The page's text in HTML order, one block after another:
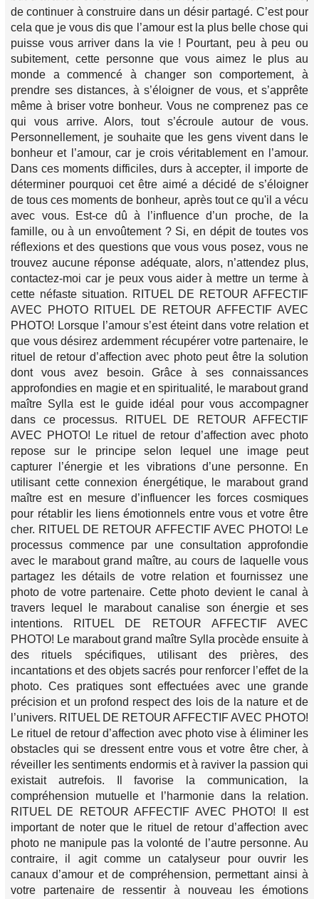
de continuer à construire dans un désir partagé. C’est pour
cela que je vous dis que l’amour est la plus belle chose qui
puisse vous arriver dans la vie ! Pourtant, peu à peu ou
subitement, cette personne que vous aimez le plus au
monde a commencé à changer son comportement, à
prendre ses distances, à s’éloigner de vous, et s’apprête
même à briser votre bonheur. Vous ne comprenez pas ce
qui vous arrive. Alors, tout s’écroule autour de vous.
Personnellement, je souhaite que les gens vivent dans le
bonheur et l’amour, car je crois véritablement en l’amour.
Dans ces moments difficiles, durs à accepter, il importe de
déterminer pourquoi cet être aimé a décidé de s’éloigner
de tous ces moments de bonheur, après tout ce qu'il a vécu
avec vous. Est-ce dû à l’influence d’un proche, de la
famille, ou à un envoûtement ? Si, en dépit de toutes vos
réflexions et des questions que vous vous posez, vous ne
trouvez aucune réponse adéquate, alors, n’attendez plus,
contactez-moi car je peux vous aider à mettre un terme à
cette néfaste situation. RITUEL DE RETOUR AFFECTIF
AVEC PHOTO RITUEL DE RETOUR AFFECTIF AVEC
PHOTO! Lorsque l’amour s’est éteint dans votre relation et
que vous désirez ardemment récupérer votre partenaire, le
rituel de retour d’affection avec photo peut être la solution
dont vous avez besoin. Grâce à ses connaissances
approfondies en magie et en spiritualité, le marabout grand
maître Sylla est le guide idéal pour vous accompagner
dans ce processus. RITUEL DE RETOUR AFFECTIF
AVEC PHOTO! Le rituel de retour d’affection avec photo
repose sur le principe selon lequel une image peut
capturer l’énergie et les vibrations d’une personne. En
utilisant cette connexion énergétique, le marabout grand
maître est en mesure d’influencer les forces cosmiques
pour rétablir les liens émotionnels entre vous et votre être
cher. RITUEL DE RETOUR AFFECTIF AVEC PHOTO! Le
processus commence par une consultation approfondie
avec le marabout grand maître, au cours de laquelle vous
partagez les détails de votre relation et fournissez une
photo de votre partenaire. Cette photo devient le canal à
travers lequel le marabout canalise son énergie et ses
intentions. RITUEL DE RETOUR AFFECTIF AVEC
PHOTO! Le marabout grand maître Sylla procède ensuite à
des rituels spécifiques, utilisant des prières, des
incantations et des objets sacrés pour renforcer l’effet de la
photo. Ces pratiques sont effectuées avec une grande
précision et un profond respect des lois de la nature et de
l’univers. RITUEL DE RETOUR AFFECTIF AVEC PHOTO!
Le rituel de retour d’affection avec photo vise à éliminer les
obstacles qui se dressent entre vous et votre être cher, à
réveiller les sentiments endormis et à raviver la passion qui
existait autrefois. Il favorise la communication, la
compréhension mutuelle et l’harmonie dans la relation.
RITUEL DE RETOUR AFFECTIF AVEC PHOTO! Il est
important de noter que le rituel de retour d’affection avec
photo ne manipule pas la volonté de l’autre personne. Au
contraire, il agit comme un catalyseur pour ouvrir les
canaux d’amour et de compréhension, permettant ainsi à
votre partenaire de ressentir à nouveau les émotions